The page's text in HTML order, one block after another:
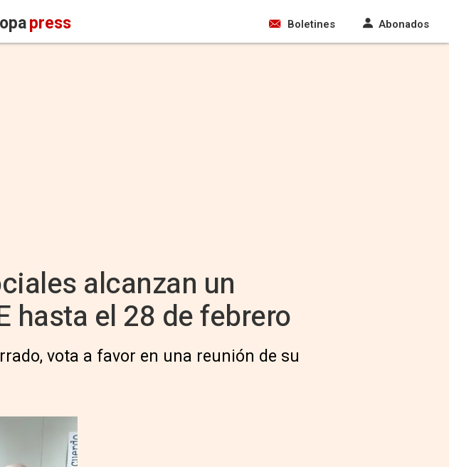
press Boletines Abonados
alcanzan un
hasta el 28 de febrero
vota a favor en una reunión de su